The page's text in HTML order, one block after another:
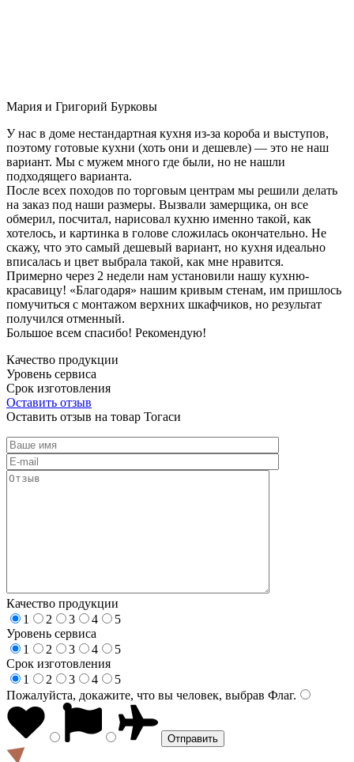
Мария и Григорий Бурковы
У нас в доме нестандартная кухня из-за короба и выступов,
поэтому готовые кухни (хоть они и дешевле) — это не наш
вариант. Мы с мужем много где были, но не нашли
подходящего варианта.
После всех походов по торговым центрам мы решили делать
на заказ под наши размеры. Вызвали замерщика, он все
обмерил, посчитал, нарисовал кухню именно такой, как
хотелось, и картинка в голове сложилась окончательно. Не
скажу, что это самый дешевый вариант, но кухня идеально
вписалась и цвет выбрала такой, как мне нравится.
Примерно через 2 недели нам установили нашу кухню-
красавицу! «Благодаря» нашим кривым стенам, им пришлось
помучиться с монтажом верхних шкафчиков, но результат
получился отменный.
Большое всем спасибо! Рекомендую!
Качество продукции
Уровень сервиса
Срок изготовления
Оставить отзыв
Оставить отзыв на товар Тогаси
Качество продукции
1
2 3 4
5
Уровень сервиса
1
2 3 4
5
Срок изготовления
1
2 3 4
5
Пожалуйста, докажите, что вы человек, выбрав Флаг.